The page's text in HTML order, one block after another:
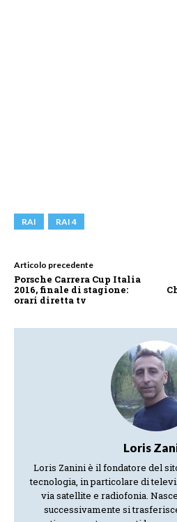
RAI RAI 4
Articolo precedente
Porsche Carrera Cup Italia
2016, finale di stagione:
orari diretta tv
Loris
Loris Zanini è il fondatore del
tecnologia, in particolare di
via satellite e radiofonia.
successivamente si